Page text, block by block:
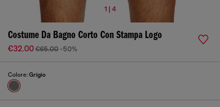
1 | 4
Costume Da Bagno Corto Con Stampa Logo
€32.00€65.00 -50%
Colore: Grigio